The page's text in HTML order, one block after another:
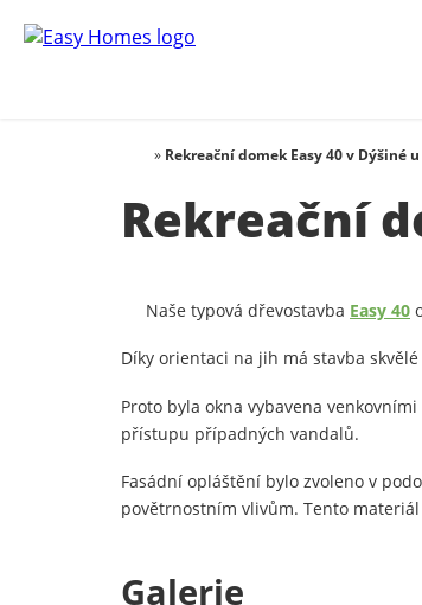
» Rekreační domek Easy 40 v Dýšiné
Rekreační
Naše typová dřevostavba Easy 40
Díky orientaci na jih má stavba
Proto byla okna vybavena
přístupu případných vandalů.
Fasádní opláštění bylo zvoleno v
povětrnostním vlivům. Tento
Galerie